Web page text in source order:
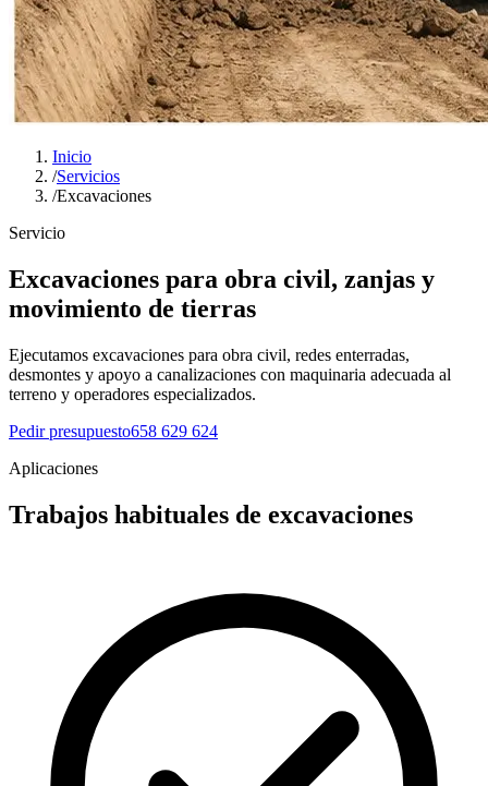
Inicio
/Servicios
/Excavaciones
Servicio
Excavaciones para obra civil, zanjas y
movimiento de tierras
Ejecutamos excavaciones para obra civil, redes enterradas,
desmontes y apoyo a canalizaciones con maquinaria adecuada al
terreno y operadores especializados.
Pedir presupuesto658 629 624
Aplicaciones
Trabajos habituales de excavaciones